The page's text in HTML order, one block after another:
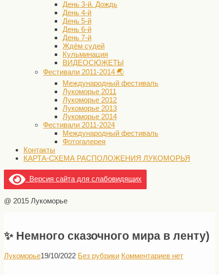
День 3-й. Дождь
День 4-й
День 5-й
День 6-й
День 7-й
Ждём судей
Кульминация
ВИДЕОСЮЖЕТЫ
Фестивали 2011-2014 🌏
Международный фестиваль
Лукоморье 2011
Лукоморье 2012
Лукоморье 2013
Лукоморье 2014
Фестивали 2011-2024
Международный фестиваль
Фотогалерея
Контакты
КАРТА-СХЕМА РАСПОЛОЖЕНИЯ ЛУКОМОРЬЯ
Версия сайта для слабовидящих
@ 2015 Лукоморье
✨ Немного сказочного мира в ленту)
Лукоморье19/10/2022 Без рубрики Комментариев нет